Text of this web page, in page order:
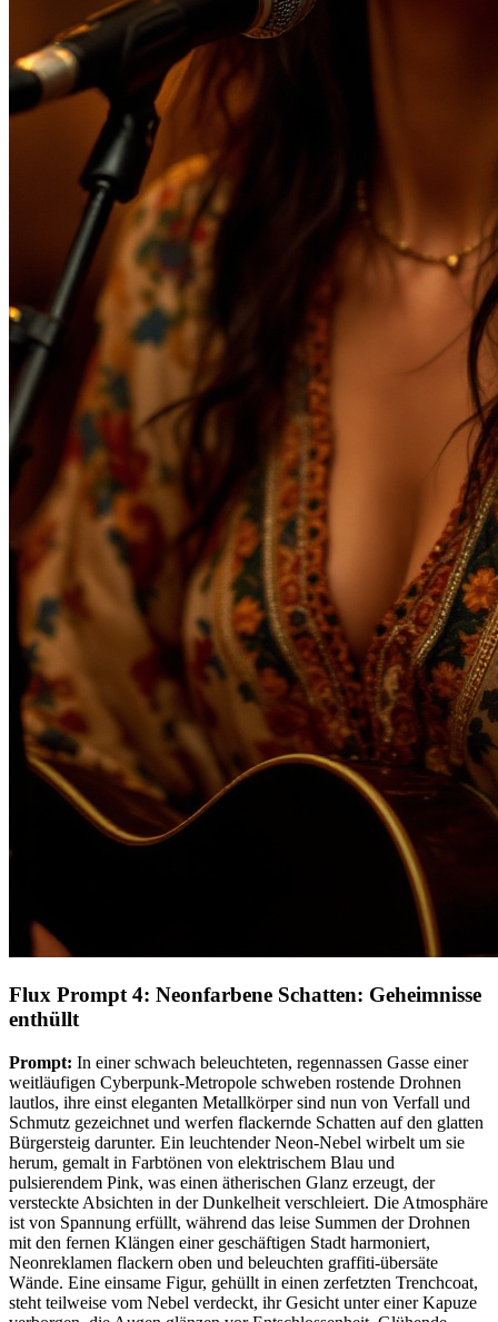
Flux Prompt 4: Neonfarbene Schatten: Geheimnisse
enthüllt
Prompt: In einer schwach beleuchteten, regennassen Gasse einer
weitläufigen Cyberpunk-Metropole schweben rostende Drohnen
lautlos, ihre einst eleganten Metallkörper sind nun von Verfall und
Schmutz gezeichnet und werfen flackernde Schatten auf den glatten
Bürgersteig darunter. Ein leuchtender Neon-Nebel wirbelt um sie
herum, gemalt in Farbtönen von elektrischem Blau und
pulsierendem Pink, was einen ätherischen Glanz erzeugt, der
versteckte Absichten in der Dunkelheit verschleiert. Die Atmosphäre
ist von Spannung erfüllt, während das leise Summen der Drohnen
mit den fernen Klängen einer geschäftigen Stadt harmoniert,
Neonreklamen flackern oben und beleuchten graffiti-übersäte
Wände. Eine einsame Figur, gehüllt in einen zerfetzten Trenchcoat,
steht teilweise vom Nebel verdeckt, ihr Gesicht unter einer Kapuze